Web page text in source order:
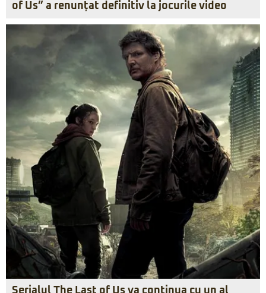
of Us” a renunțat definitiv la jocurile video
Serialul The Last of Us va continua cu un al